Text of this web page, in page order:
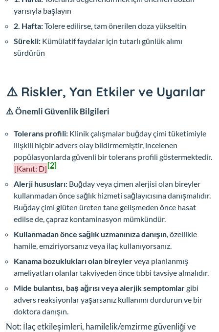
yarısıyla başlayın
2. Hafta:Tolere edilirse, tam önerilen doza yükseltin
Sürekli: Kümülatif faydalar için tutarlı günlük alımı
sürdürün
⚠️ Riskler, Yan Etkiler ve Uyarılar
⚠️ Önemli Güvenlik Bilgileri
Tolerans profili: Klinik çalışmalar buğday çimi tüketimiyle
ilişkili hiçbir advers olay bildirmemiştir, incelenen
popülasyonlarda güvenli bir tolerans profili göstermektedir.
[Kanıt: D][2]
Alerji hususları: Buğday veya çimen alerjisi olan bireyler
kullanmadan önce sağlık hizmeti sağlayıcısına danışmalıdır.
Buğday çimi glüten üreten tane gelişmeden önce hasat
edilse de, çapraz kontaminasyon mümkündür.
Kullanmadan önce sağlık uzmanınıza danışın, özellikle
hamile, emziriyorsanız veya ilaç kullanıyorsanız.
Kanama bozuklukları olan bireylerveya planlanmış
ameliyatları olanlar takviyeden önce tıbbi tavsiye almalıdır.
Mide bulantısı, baş ağrısı veya alerjik semptomlargibi
advers reaksiyonlar yaşarsanız kullanımı durdurun ve bir
doktora danışın.
Not: İlaç etkileşimleri, hamilelik/emzirme güvenliği ve